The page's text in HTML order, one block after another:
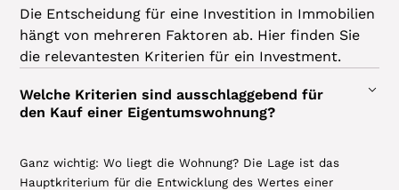
beantwortet. Vielen Dank für Ihren Vorschlag
und Ihre Zeit am Telefon.
Georg P.
‍Freundliche Information von einem guten
Die Entscheidung für eine Investition in Immobilien
hängt von mehreren Faktoren ab. Hier finden Sie
die relevantesten Kriterien für ein Investment.
Welche Kriterien sind ausschlaggebend für
den Kauf einer Eigentumswohnung?
Ganz wichtig: Wo liegt die Wohnung? Die Lage ist das
Hauptkriterium für die Entwicklung des Wertes einer